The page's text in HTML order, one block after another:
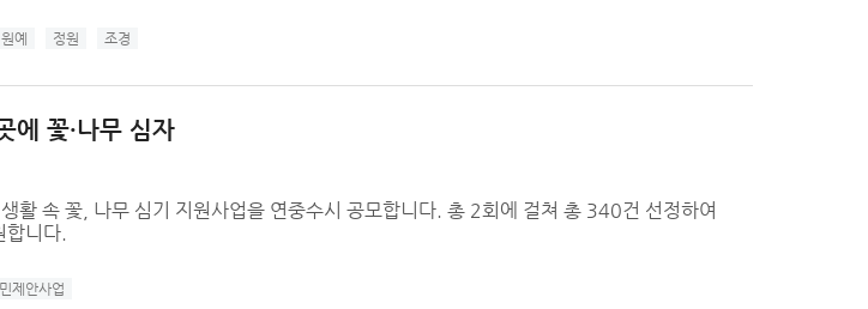
원예 정원 조경
에 꽃·나무 심자
활 속 꽃, 나무 심기 지원사업을 연중수시 공모합니다. 총 2회에 걸쳐 총 340건 선정하여
합니다.
제안사업